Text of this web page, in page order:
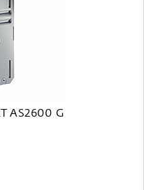
AS2600 G